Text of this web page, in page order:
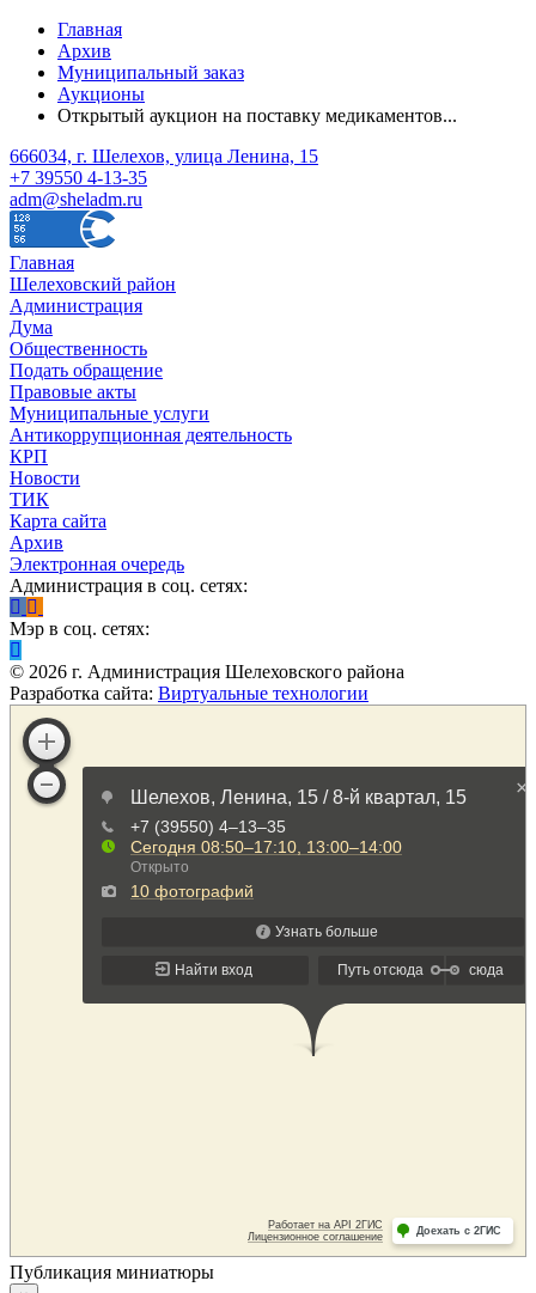
Главная
Архив
Муниципальный заказ
Аукционы
Открытый аукцион на поставку медикаментов...
666034, г. Шелехов, улица Ленина, 15
+7 39550 4-13-35
adm@sheladm.ru
Главная
Шелеховский район
Администрация
Дума
Общественность
Подать обращение
Правовые акты
Муниципальные услуги
Антикоррупционная деятельность
КРП
Новости
ТИК
Карта сайта
Архив
Электронная очередь
Администрация в соц. сетях:
Мэр в соц. сетях:
© 2026 г. Администрация Шелеховского района
Разработка сайта: Виртуальные технологии
Публикация миниатюры